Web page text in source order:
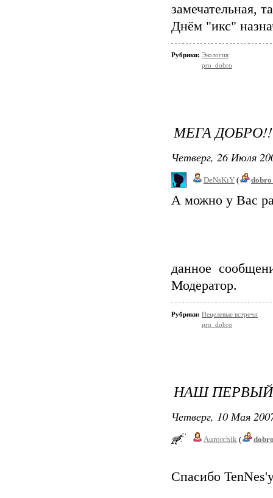
замечательная,
Днём "икс"
Рубрики: Экология
pro_dobro
МЕГА
Четверг, 26 Июля
DeNsKiY (
А можно у Вас
данное
Модератор.
Рубрики: Нецелевые встречи
pro_dobro
НАШ
Четверг, 10 Мая
Aurorchik (
Спасибо